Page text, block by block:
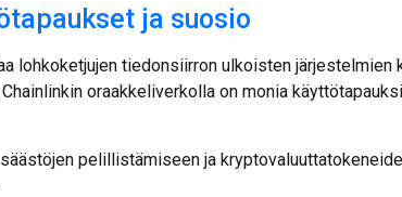
ja suosio
lohkoketjujen tiedonsiirron ulkoisten järjestelmien
oraakkeliverkolla on monia
pelillistämiseen ja